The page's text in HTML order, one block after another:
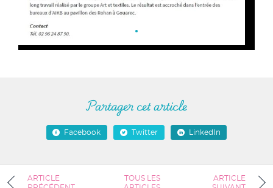
Partager cet article
Facebook Twitter LinkedIn
ARTICLE
TOUS LES
ARTICLE